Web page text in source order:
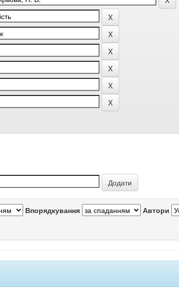
Впорядкування Автори